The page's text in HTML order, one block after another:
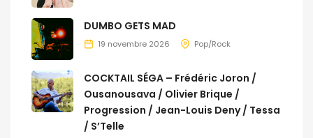
DUMBO GETS MAD
19 novembre 2026 Pop/Rock
COCKTAIL SÉGA – Frédéric Joron /
Ousanousava / Olivier Brique /
Progression / Jean-Louis Deny / Tessa
/ S’Telle